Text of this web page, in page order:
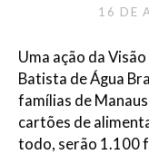
16 DE
Uma ação da
Batista de Água
famílias de
cartões de
todo, serão 1.100